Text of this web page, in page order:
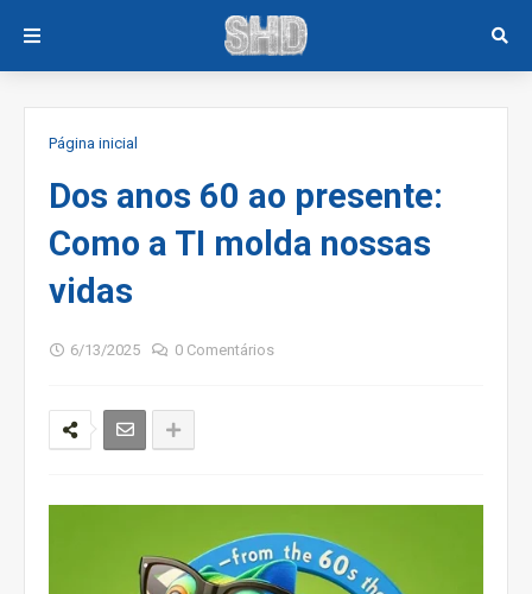
Página inicial
Dos anos 60 ao presente:
Como a TI molda nossas
vidas
6/13/2025 0 Comentários